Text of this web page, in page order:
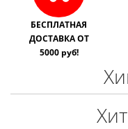
БЕСПЛАТНАЯ
ДОСТАВКА ОТ
5000 руб!